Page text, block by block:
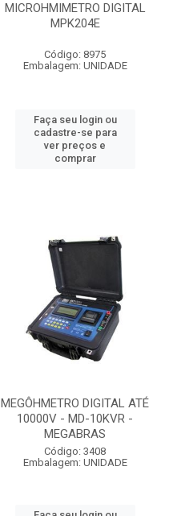
MICROHMIMETRO DIGITAL
MPK204E
Código: 8975
Embalagem: UNIDADE
Faça seu login ou
cadastre-se para
ver preços e
comprar
MEGÔHMETRO DIGITAL ATÉ
10000V - MD-10KVR -
MEGABRAS
Código: 3408
Embalagem: UNIDADE